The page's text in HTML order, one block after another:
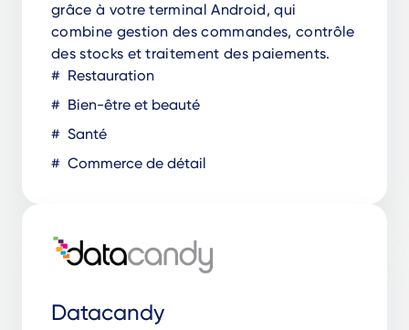
grâce à votre terminal Android, qui
combine gestion des commandes, contrôle
des stocks et traitement des paiements.
Restauration
Bien-être et beauté
Santé
Commerce de détail
Datacandy